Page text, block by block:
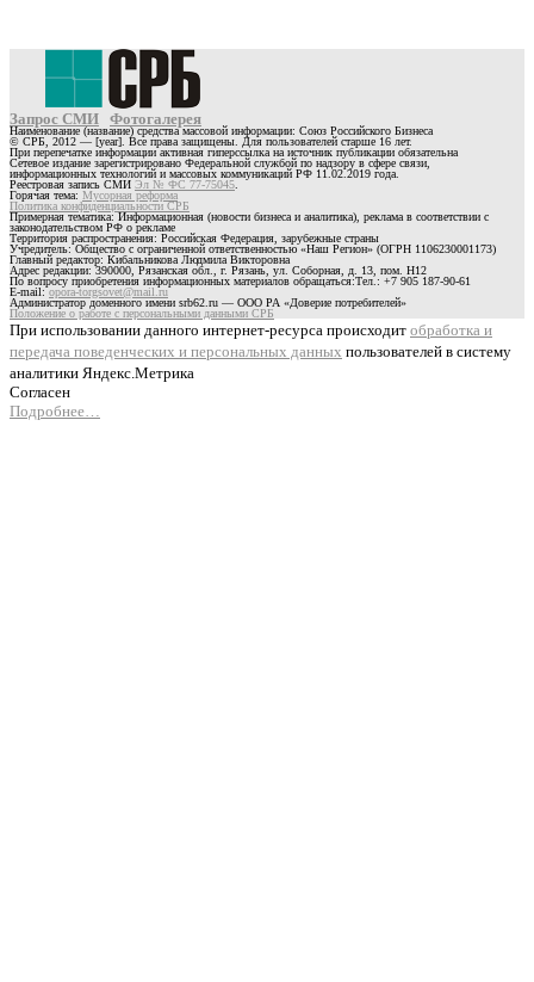
Запрос СМИ Фотогалерея
Наименование (название) средства массовой информации: Союз Российского Бизнеса
© СРБ, 2012 — [year]. Все права защищены. Для пользователей старше 16 лет.
При перепечатке информации активная гиперссылка на источник публикации обязательна
Сетевое издание зарегистрировано Федеральной службой по надзору в сфере связи,
информационных технологий и массовых коммуникаций РФ 11.02.2019 года.
Реестровая запись СМИ Эл № ФС 77-75045
Горячая тема: Мусорная реформа
Политика конфиденциальности СРБ
Примерная тематика: Информационная (новости бизнеса и аналитика), реклама в соответствии с
законодательством РФ о рекламе
Территория распространения: Российская Федерация, зарубежные страны
Учредитель: Общество с ограниченной ответственностью «Наш Регион» (ОГРН 1106230001173)
Главный редактор: Кибальникова Людмила Викторовна
Адрес редакции: 390000, Рязанская обл., г. Рязань, ул. Соборная, д. 13, пом. Н12
По вопросу приобретения информационных материалов обращаться:Тел.: +7 905 187-90-61
E-mail:opora-torgsovet@mail.ru
Администратор доменного имени srb62.ru — ООО РА «Доверие потребителей»
Положение о работе с персональными данными СРБ
При использовании данного интернет-ресурса происходит обработка и
передача поведенческих и персональных данных пользователей в систему
аналитики Яндекс.Метрика
Согласен
Подробнее…